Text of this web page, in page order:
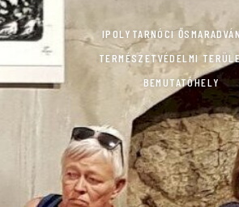
IPOLYTARNÓCI
TERMÉSZETVÉDELMI
BEMUTATÓHELY